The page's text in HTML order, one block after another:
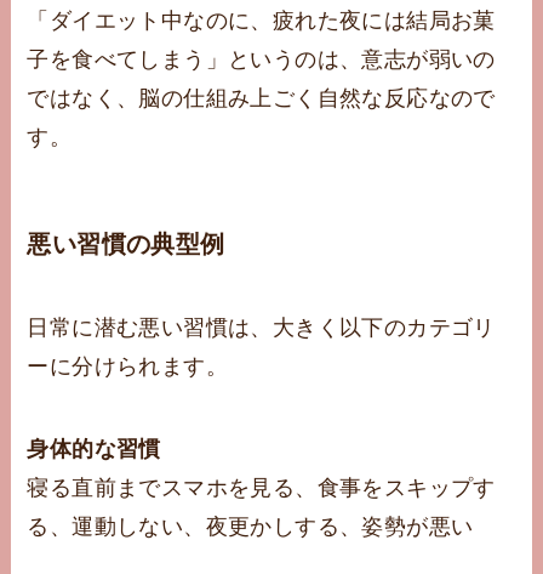
「ダイエット中なのに、疲れた夜には結局お菓
子を食べてしまう」というのは、意志が弱いの
ではなく、脳の仕組み上ごく自然な反応なので
す。
悪い習慣の典型例
日常に潜む悪い習慣は、大きく以下のカテゴリ
ーに分けられます。
身体的な習慣
寝る直前までスマホを見る、食事をスキップす
る、運動しない、夜更かしする、姿勢が悪い